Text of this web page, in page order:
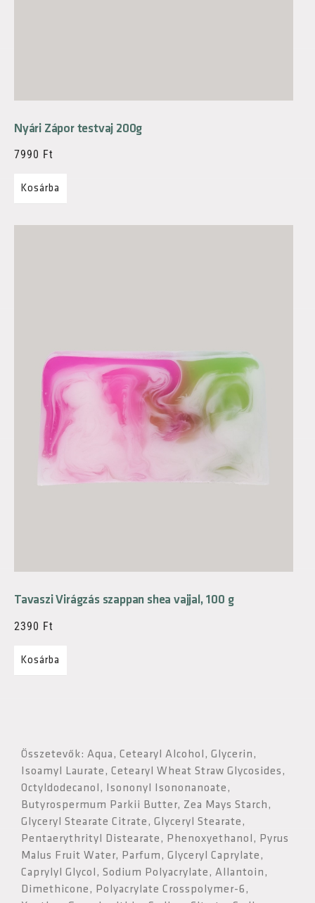
Nyári Zápor testvaj 200g
7990 Ft
Kosárba
Tavaszi Virágzás szappan shea vajjal, 100 g
2390 Ft
Kosárba
Összetevők: Aqua, Cetearyl Alcohol, Glycerin,
Isoamyl Laurate, Cetearyl Wheat Straw Glycosides,
Octyldodecanol, Isononyl Isononanoate,
Butyrospermum Parkii Butter, Zea Mays Starch,
Glyceryl Stearate Citrate, Glyceryl Stearate,
Pentaerythrityl Distearate, Phenoxyethanol, Pyrus
Malus Fruit Water, Parfum, Glyceryl Caprylate,
Caprylyl Glycol, Sodium Polyacrylate, Allantoin,
Dimethicone, Polyacrylate Crosspolymer-6,